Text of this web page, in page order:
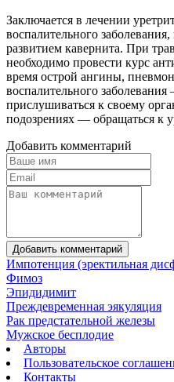
Заключается в лечении
воспалительного
развитием кавернита. При
необходимо провести курс
время острой ангины,
воспалительного
прислушиваться к своему
подозрениях — обращаться к
Добавить комментарий
Добавить комментарий
Импотенция (эректильная
Фимоз
Эпидидимит
Преждевременная эякуляция
Рак предстательной железы
Мужское бесплодие
Авторы
Пользовательское
Контакты